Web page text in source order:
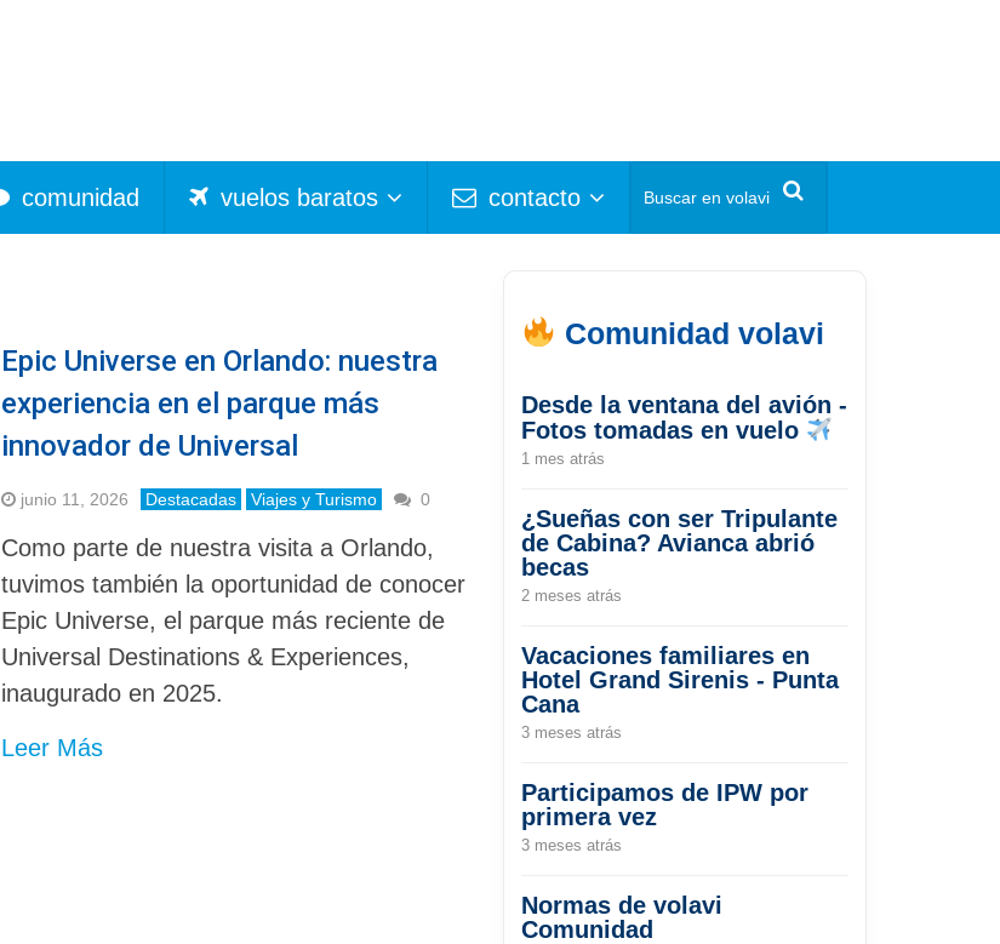
comunidad vuelos baratos contacto
Epic Universe en Orlando: nuestra
experiencia en el parque más
innovador de Universal
junio 11, 2026 Destacadas Viajes y Turismo 0
Como parte de nuestra visita a Orlando,
tuvimos también la oportunidad de conocer
Epic Universe, el parque más reciente de
Universal Destinations & Experiences,
inaugurado en 2025.
Leer Más
Comunidad volavi
Desde la ventana del avión -
Fotos tomadas en vuelo
1 mes atrás
¿Sueñas con ser Tripulante
de Cabina? Avianca abrió
becas
2 meses atrás
Vacaciones familiares en
Hotel Grand Sirenis - Punta
Cana
3 meses atrás
Participamos de IPW por
primera vez
3 meses atrás
Normas de volavi
Comunidad